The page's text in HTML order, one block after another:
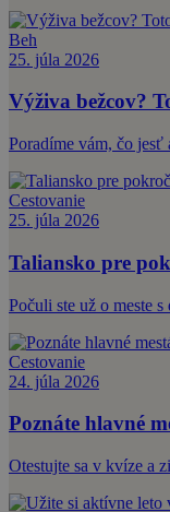
Beh
25. júla 2026
Výživa bežcov?
Poradíme vám, čo
Cestovanie
25. júla 2026
Taliansko pre
Počuli ste už o meste
Cestovanie
24. júla 2026
Poznáte hlavné
Otestujte sa v kvíze a